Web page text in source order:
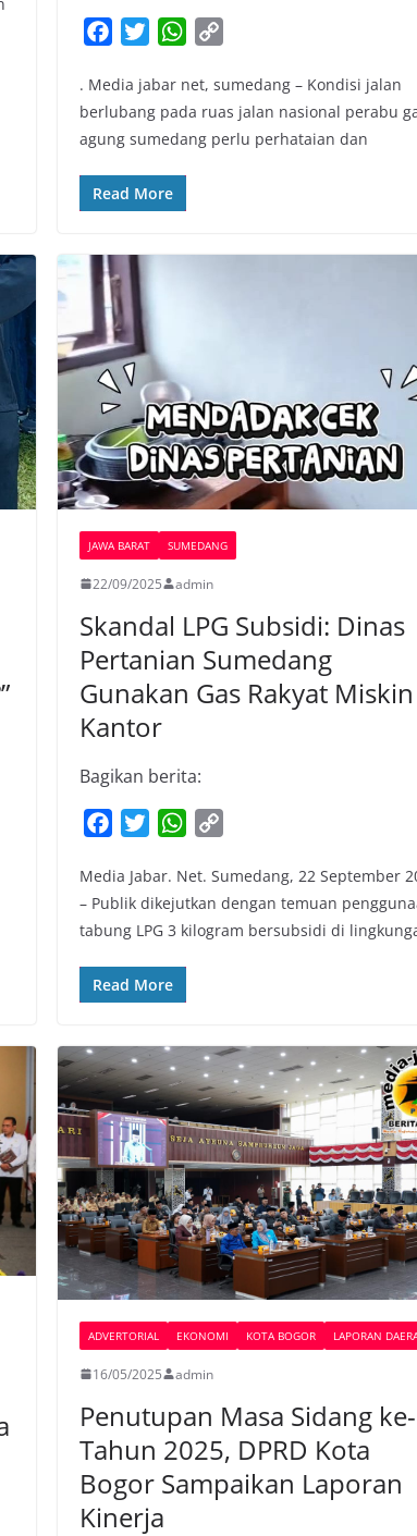
c
e
b
o
o
i
t
t
e
r
W
a
t
s
A
p
y
L
. Media jabar net, sumedang – Kondisi jalan
berlubang pada ruas jalan nasional perabu
agung sumedang perlu perhataian dan
Read More
JAWA BARAT SUMEDANG
22/09/2025 admin
Skandal LPG Subsidi: Dinas
Pertanian Sumedang
Gunakan Gas Rakyat
Kantor
Bagikan berita:
c
e
b
o
o
i
t
t
e
r
W
a
t
s
A
p
y
L
Media Jabar. Net. Sumedang, 22 September
– Publik dikejutkan dengan temuan
tabung LPG 3 kilogram bersubsidi di
Read More
ADVERTORIAL EKONOMI KOTA BOGOR LAPORAN
16/05/2025 admin
Penutupan Masa Sidang
Tahun 2025, DPRD Kota
Bogor Sampaikan Laporan
Kinerja